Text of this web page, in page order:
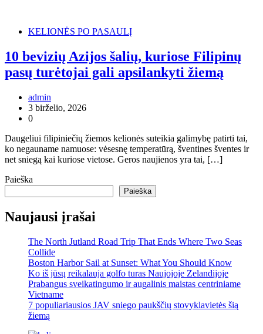
KELIONĖS PO PASAULĮ
10 bevizių Azijos šalių, kuriose Filipinų
pasų turėtojai gali apsilankyti žiemą
admin
3 birželio, 2026
0
Daugeliui filipiniečių žiemos kelionės suteikia galimybę patirti tai,
ko negauname namuose: vėsesnę temperatūrą, šventines šventes ir
net sniegą kai kuriose vietose. Geros naujienos yra tai, […]
Paieška
Paieška
Naujausi įrašai
The North Jutland Road Trip That Ends Where Two Seas
Collide
Boston Harbor Sail at Sunset: What You Should Know
Ko iš jūsų reikalauja golfo turas Naujojoje Zelandijoje
Prabangus sveikatingumo ir augalinis maistas centriniame
Vietname
7 populiariausios JAV sniego paukščių stovyklavietės šią
žiemą